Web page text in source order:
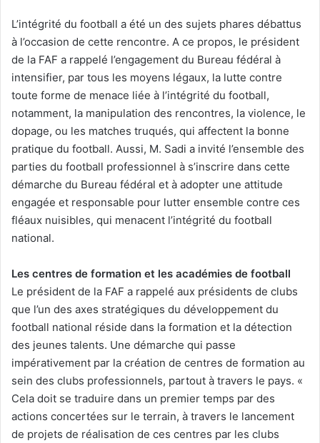
L’intégrité du football a été un des sujets phares débattus
à l’occasion de cette rencontre. A ce propos, le président
de la FAF a rappelé l’engagement du Bureau fédéral à
intensifier, par tous les moyens légaux, la lutte contre
toute forme de menace liée à l’intégrité du football,
notamment, la manipulation des rencontres, la violence, le
dopage, ou les matches truqués, qui affectent la bonne
pratique du football. Aussi, M. Sadi a invité l’ensemble des
parties du football professionnel à s’inscrire dans cette
démarche du Bureau fédéral et à adopter une attitude
engagée et responsable pour lutter ensemble contre ces
fléaux nuisibles, qui menacent l’intégrité du football
national.
Les centres de formation et les académies de football
Le président de la FAF a rappelé aux présidents de clubs
que l’un des axes stratégiques du développement du
football national réside dans la formation et la détection
des jeunes talents. Une démarche qui passe
impérativement par la création de centres de formation au
sein des clubs professionnels, partout à travers le pays. «
Cela doit se traduire dans un premier temps par des
actions concertées sur le terrain, à travers le lancement
de projets de réalisation de ces centres par les clubs